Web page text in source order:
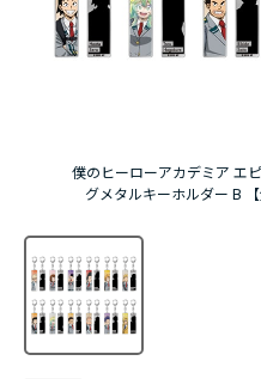
僕のヒーローアカデミア エ
グメタルキーホルダー B